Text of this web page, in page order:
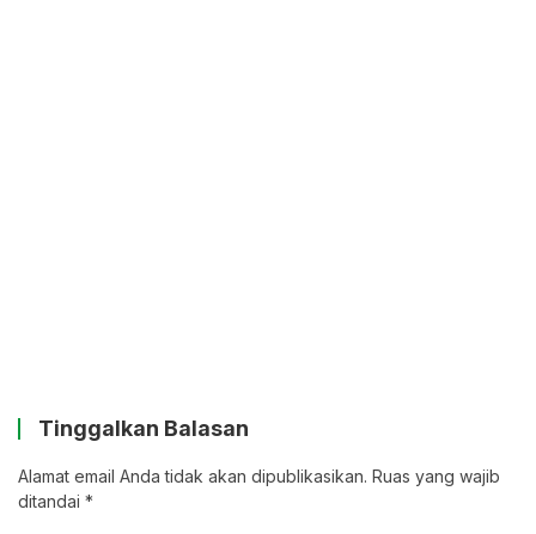
Tinggalkan Balasan
Alamat email Anda tidak akan dipublikasikan. Ruas yang wajib
ditandai *